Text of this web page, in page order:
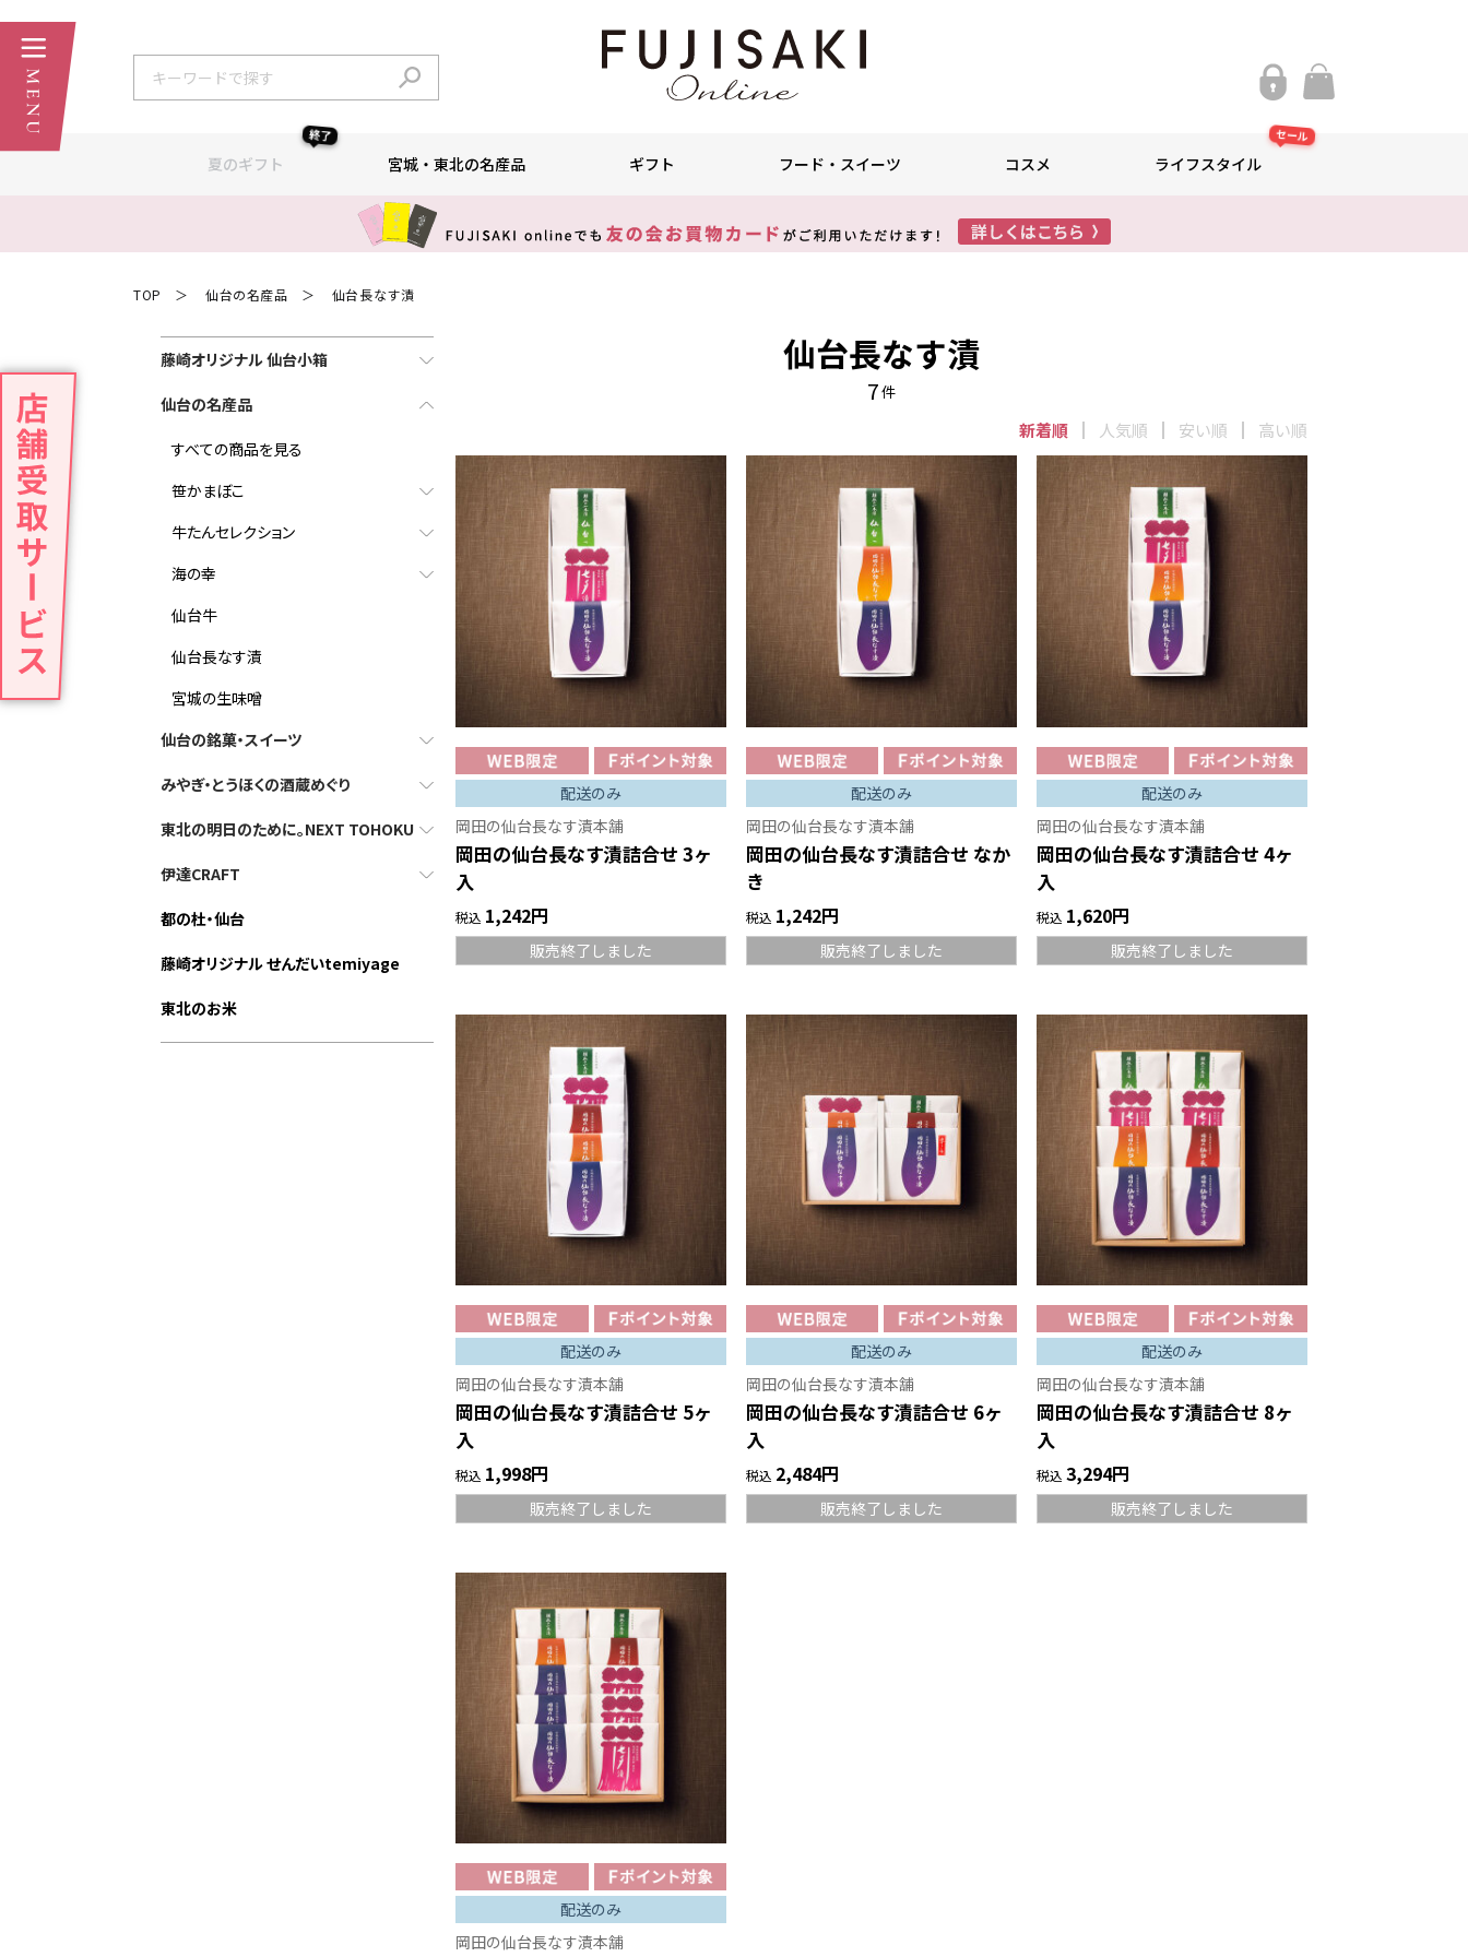
夏のギフト
終了
宮城・東北の名産品 ギフト フード・スイーツ コスメ ライフスタイル
セール
TOP ＞ 仙台の名産品 ＞ 仙台長なす漬
仙台長なす漬
7件
新着順 人気順 安い順 高い順
配送のみ
岡田の仙台長なす漬本舗
岡田の仙台長なす漬詰合せ 3ヶ
入
税込 1,242円
販売終了しました
配送のみ
岡田の仙台長なす漬本舗
岡田の仙台長なす漬詰合せ なか
き
税込 1,242円
販売終了しました
配送のみ
岡田の仙台長なす漬本舗
岡田の仙台長なす漬詰合せ 4ヶ
入
税込 1,620円
販売終了しました
配送のみ
岡田の仙台長なす漬本舗
岡田の仙台長なす漬詰合せ 5ヶ
入
税込 1,998円
販売終了しました
配送のみ
岡田の仙台長なす漬本舗
岡田の仙台長なす漬詰合せ 6ヶ
入
税込 2,484円
販売終了しました
配送のみ
岡田の仙台長なす漬本舗
岡田の仙台長なす漬詰合せ 8ヶ
入
税込 3,294円
販売終了しました
配送のみ
岡田の仙台長なす漬本舗
藤崎オリジナル 仙台小箱
仙台の名産品
すべての商品を見る
笹かまぼこ
牛たんセレクション
海の幸
仙台牛
仙台長なす漬
宮城の生味噌
仙台の銘菓・スイーツ
みやぎ・とうほくの酒蔵めぐり
東北の明日のために。NEXT TOHOKU
伊達CRAFT
都の杜・仙台
藤崎オリジナル せんだいtemiyage
東北のお米